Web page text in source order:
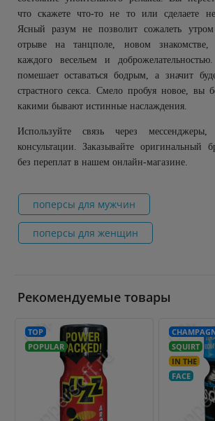
что скажете что-то не то или сделаете
Ясный разум не позволит сожалеть
отрыве на танцполе, новом знакомстве,
каждого весельем и
помешает оставаться бодрым, а значит
страстного секса. Смело пробуя новое, вы
какими бывают истинные наслаждения.
Используйте связь через
консультации. Заказывайте оригинальный
без переплат в нашем онлайн-магазине.
поперсы для мужчин
поперсы для женщин
Рекомендуемые товары
TOP
POPULAR
SQUIRT
IN THE
FACE